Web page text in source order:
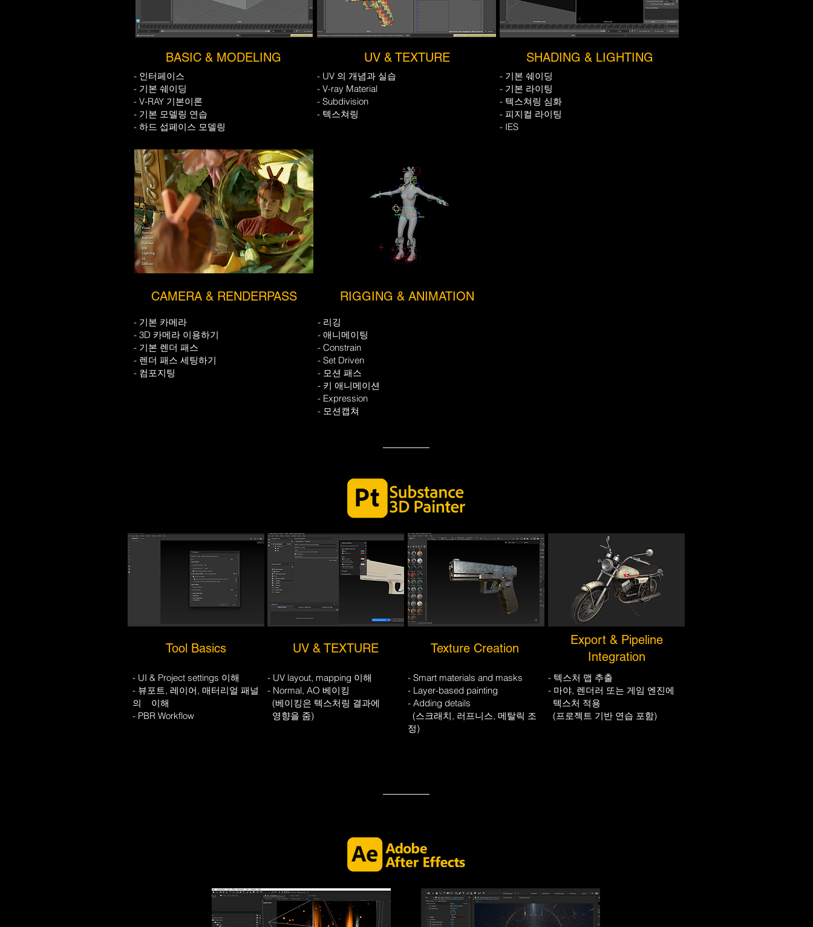
BASIC & MODELING
- 인터페이스
- 기본 쉐이딩
- V-RAY 기본이론
- 기본 모델링 연습
- 하드 섭페이스 모델링
UV & TEXTURE
- UV 의 개념과 실습
- V-ray Material
- Subdivision
- 텍스쳐링
SHADING & LIGHTING
- 기본 쉐이딩
- 기본 라이팅
- 텍스쳐링 심화
- 피지컬 라이팅
- IES
CAMERA & RENDERPASS RIGGING & ANIMATION
- 기본 카메라
- 3D 카메라 이용하기
- 기본 렌더 패스
- 렌더 패스 세팅하기
- 컴포지팅
- 리깅
- 애니메이팅
- Constrain
- Set Driven
- 모션 패스
- 키 애니메이션
- Expression
- 모션캡쳐
Tool Basics UV & TEXTURE Texture Creation
Export & Pipeline
Integration
- UI & Project settings 이해
- 뷰포트, 레이어, 매터리얼 패널
의 이해
- PBR Workflow
- UV layout, mapping 이해
- Normal, AO 베이킹
(베이킹은 텍스처링 결과에
영향을 줌)
- Smart materials and masks
- Layer-based painting
- Adding details
(스크래치, 러프니스, 메탈릭 조
정)
- 텍스처 맵 추출
- 마야, 렌더러 또는 게임 엔진에
텍스처 적용
(프로젝트 기반 연습 포함)